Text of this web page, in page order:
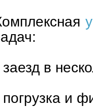
заезд в
погрузка и